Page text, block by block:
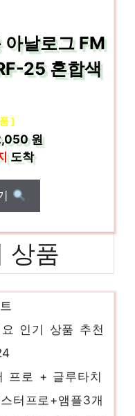
아날로그 FM
25 혼합색
]
원
도착
상품
화유리 액정보호
인기 상품 추천
프로 + 글루타치
터프로+앰플3개
상품 추천 제품